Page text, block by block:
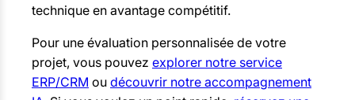
technique en avantage compétitif.
Pour une évaluation personnalisée de votre
projet, vous pouvez explorer notre service
ERP/CRM ou découvrir notre accompagnement